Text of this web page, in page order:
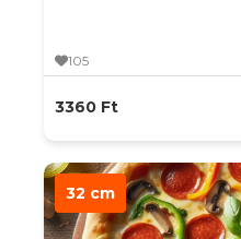
105
3360 Ft
32 cm